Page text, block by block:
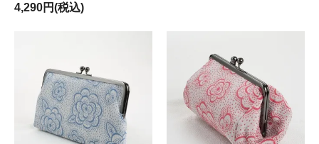
4,290円(税込)